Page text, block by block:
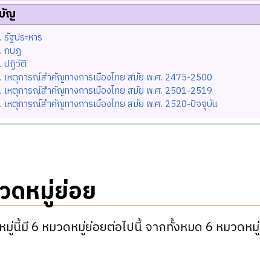
ญ
รัฐประหาร
กบฏ
ปฏิวัติ
เหตุการณ์สำคัญทางการเมืองไทย สมัย พ.ศ. 2475-2500
เหตุการณ์สำคัญทางการเมืองไทย สมัย พ.ศ. 2501-2519
เหตุการณ์สำคัญทางการเมืองไทย สมัย พ.ศ. 2520-ปัจจุบัน
ดหมู่ย่อย
มู่นี้มี 6 หมวดหมู่ย่อยต่อไปนี้ จากทั้งหมด 6 หมวดหมู่